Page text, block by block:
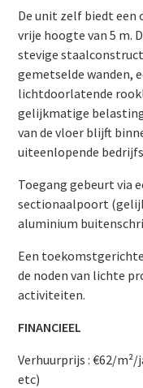
De unit zelf biedt een
vrije hoogte van 5 m.
stevige
gemetselde wanden,
lichtdoorlatende
gelijkmatige
van de vloer blijft
uiteenlopende
Toegang gebeurt via
sectionaalpoort
aluminium
Een
de noden van lichte
activiteiten.
FINANCIEEL
Verhuurprijs : €62/m²/
etc)